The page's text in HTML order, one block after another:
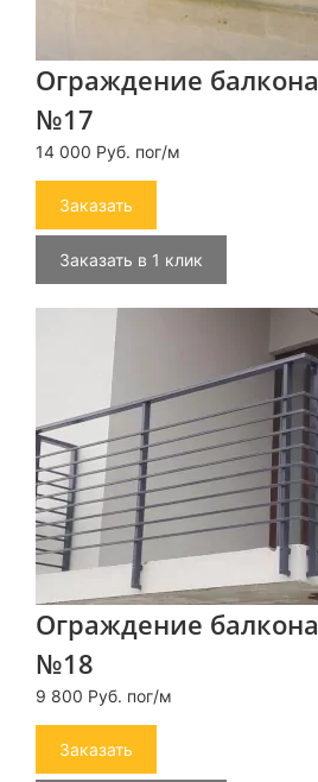
Ограждение балкона
№17
14 000 Руб. пог/м
Заказать
Заказать в 1 клик
Ограждение балкона
№18
9 800 Руб. пог/м
Заказать